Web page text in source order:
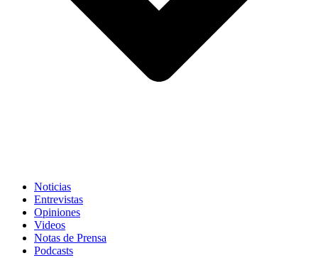
Noticias
Entrevistas
Opiniones
Videos
Notas de Prensa
Podcasts